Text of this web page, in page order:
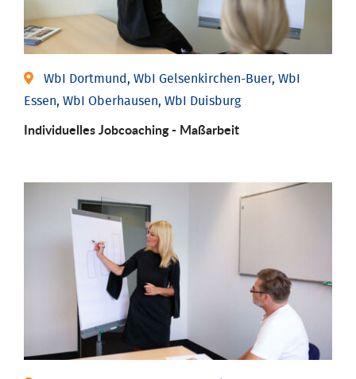
WbI Dortmund, WbI Gelsenkirchen-Buer, WbI
Essen, WbI Oberhausen, WbI Duisburg
Individu­elles Job­coaching - Maßarbeit